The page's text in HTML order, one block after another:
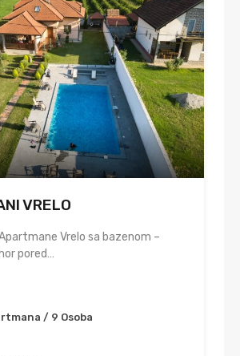
VRELO
Vrelo sa bazenom –
pored…
/ 9 Osoba